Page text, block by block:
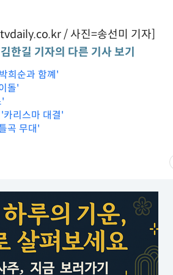
/ 사진=송선미 기자]
김한길 기자의 다른 기사 보기
희순과 함꼐'
돌'
'
카리스마 대결'
곡 무대'